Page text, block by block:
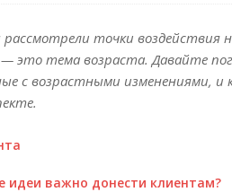
точки воздействия
это тема возраста. Давайте
с возрастными изменениями, и
идеи важно донести клиентам?